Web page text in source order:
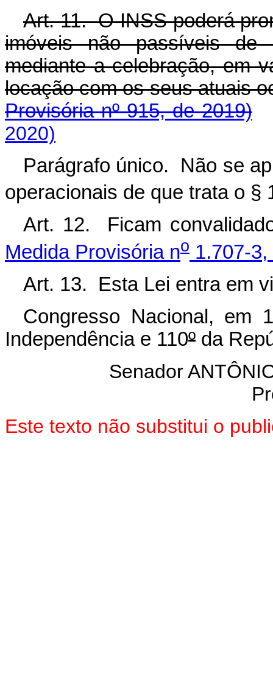
Art. 11. O INSS poderá
imóveis não passíveis de
mediante a celebração, em
locação com os seus
Provisória nº 915, de 2019)
2020)
Parágrafo único. Não se
operacionais de que trata o §
Art. 12. Ficam
Medida Provisória no 1.707-
Art. 13. Esta Lei entra em
Congresso Nacional, em
Independência e 110º da
Senador
Este texto não substitui o